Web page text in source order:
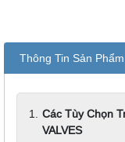
Thông Tin Sản Phẩm
Các Tùy Chọn
VALVES